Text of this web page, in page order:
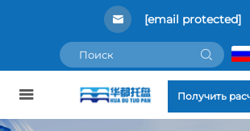
[email protected]
Получить